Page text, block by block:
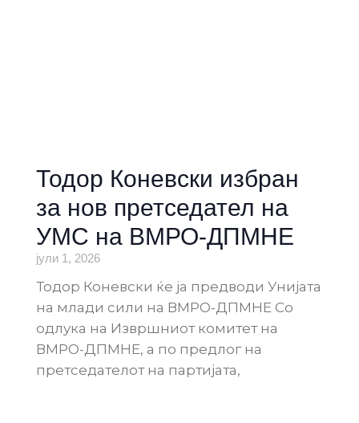
Тодор Коневски избран
за нов претседател на
УМС на ВМРО-ДПМНЕ
јули 1, 2026
Тодор Коневски ќе ја предводи Унијата
на млади сили на ВМРО-ДПМНЕ Со
одлука на Извршниот комитет на
ВМРО-ДПМНЕ, а по предлог на
претседателот на партијата,